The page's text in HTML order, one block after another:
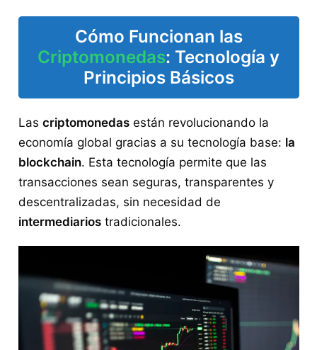
Cómo Funcionan las
Criptomonedas: Tecnología y
Principios Básicos
Las criptomonedasestán revolucionando la
economía global gracias a su tecnología base: la
blockchain. Esta tecnología permite que las
transacciones sean seguras, transparentes y
descentralizadas, sin necesidad de
intermediariostradicionales.